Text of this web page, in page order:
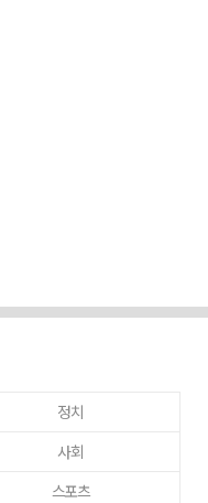
정치
사회
스포츠